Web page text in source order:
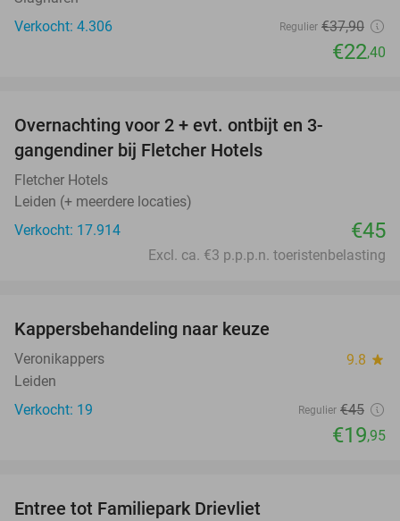
Verkocht: 4.306
Regulier €37,90
€22,40
Overnachting voor 2 + evt. ontbijt en 3-
gangendiner bij Fletcher Hotels
Fletcher Hotels
Leiden (+ meerdere locaties)
Verkocht: 17.914
€45
Excl. ca. €3 p.p.p.n. toeristenbelasting
Kappersbehandeling naar keuze
Veronikappers 9.8 star
Leiden
Verkocht: 19
Regulier €45
€19,95
Entree tot Familiepark Drievliet